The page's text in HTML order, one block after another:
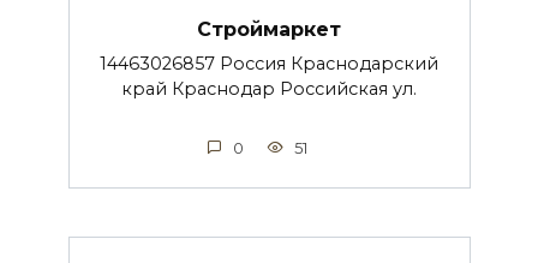
Строймаркет
14463026857 Россия Краснодарский
край Краснодар Российская ул.
0 51